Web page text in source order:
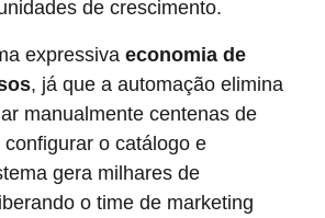
de crescimento.
expressiva economia de
, já que a automação elimina
manualmente centenas de
o catálogo e
gera milhares de
o time de marketing